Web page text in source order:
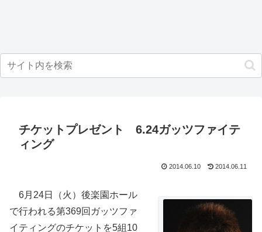
チケットプレゼント 6.24ガッツファイテ
ィング
2014.06.10 2014.06.11
6月24日（火）後楽園ホール
で行われる第369回ガッツファ
イティングのチケットを5組10